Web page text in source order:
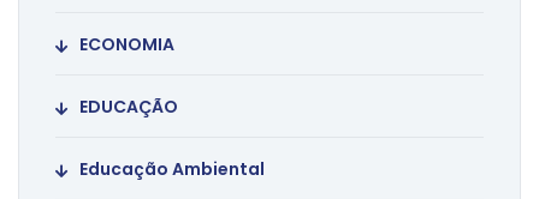
ECONOMIA
EDUCAÇÃO
Educação Ambiental